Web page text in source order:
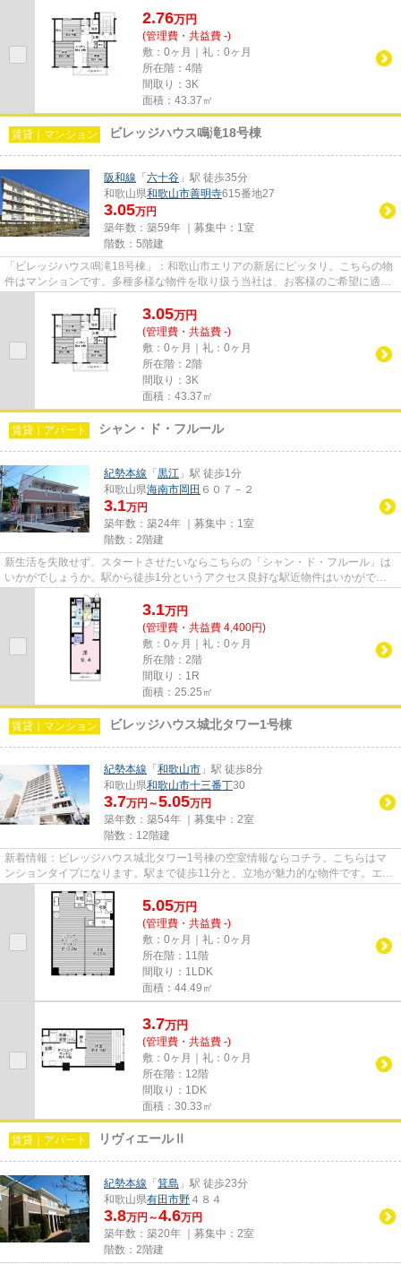
2.76万円
(管理費・共益費 -)
敷：0ヶ月｜礼：0ヶ月
所在階：4階
間取り：3K
面積：43.37㎡
賃貸｜マンション ビレッジハウス鳴滝18号棟
阪和線 「 六十谷 」駅 徒歩35分
和歌山県和歌山市善明寺615番地27
3.05万円
築年数：築59年 ｜募集中： 1室
階数：5階建
「ビレッジハウス鳴滝18号棟」：和歌山市エリアの新居にピッタリ。こちらの物
件はマンションです。多種多様な物件を取り扱う当社は、お客様のご希望に適し
3.05万円
(管理費・共益費 -)
敷：0ヶ月｜礼：0ヶ月
所在階：2階
間取り：3K
面積：43.37㎡
賃貸｜アパート シャン・ド・フルール
紀勢本線 「 黒江 」駅 徒歩1分
和歌山県海南市岡田 ６０７－２
3.1万円
築年数：築24年 ｜募集中： 1室
階数：2階建
新生活を失敗せず、スタートさせたいならこちらの「シャン・ド・フルール」は
いかがでしょうか。駅から徒歩1分というアクセス良好な駅近物件はいかがです
か。新しい生活にお勧めなのが...
3.1万円
(管理費・共益費 4,400円)
敷：0ヶ月｜礼：0ヶ月
所在階：2階
間取り：1R
面積：25.25㎡
賃貸｜マンション ビレッジハウス城北タワー1号棟
紀勢本線 「 和歌山市 」駅 徒歩8分
和歌山県和歌山市十三番丁30
3.7万円～5.05万円
築年数：築54年 ｜募集中： 2室
階数：12階建
新着情報：ビレッジハウス城北タワー1号棟の空室情報ならコチラ。こちらはマ
ンションタイプになります。駅まで徒歩11分と、立地が魅力的な物件です。エレ
ベーター付きの物件です。ここ...
5.05万円
(管理費・共益費 -)
敷：0ヶ月｜礼：0ヶ月
所在階：11階
間取り：1LDK
面積：44.49㎡
3.7万円
(管理費・共益費 -)
敷：0ヶ月｜礼：0ヶ月
所在階：12階
間取り：1DK
面積：30.33㎡
賃貸｜アパート リヴィエールⅡ
紀勢本線 「 箕島 」駅 徒歩23分
和歌山県有田市野 ４８４
3.8万円～4.6万円
築年数：築20年 ｜募集中： 2室
階数：2階建